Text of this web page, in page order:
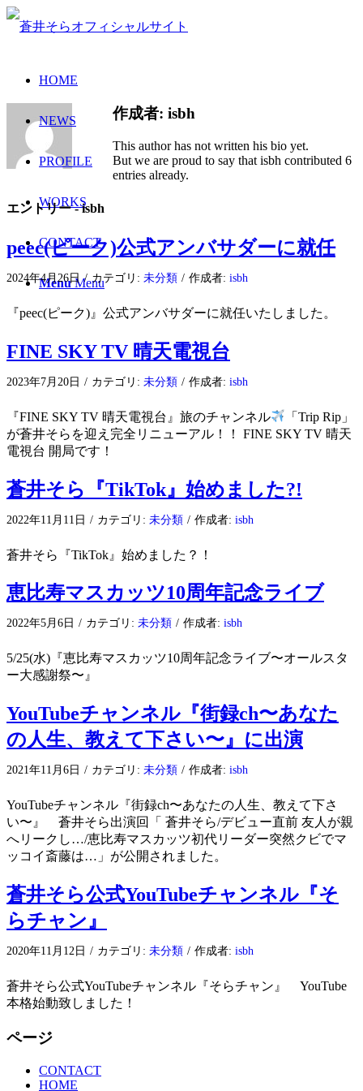
HOME
NEWS
PROFILE
WORKS
CONTACT
Menu Menu
作成者: isbh
This author has not written his bio yet.
But we are proud to say thatisbh contributed 6
entries already.
エントリー - isbh
peec(ピーク)公式アンバサダーに就任
2024年4月26日 / カテゴリ: 未分類 / 作成者: isbh
『peec(ピーク)』公式アンバサダーに就任いたしました。
FINE SKY TV 晴天電視台
2023年7月20日 / カテゴリ: 未分類 / 作成者: isbh
『FINE SKY TV 晴天電視台』旅のチャンネル
「Trip Rip」
が蒼井そらを迎え完全リニューアル！！ FINE SKY TV 晴天
電視台 開局です！
蒼井そら『TikTok』始めました?!
2022年11月11日 / カテゴリ: 未分類 / 作成者: isbh
蒼井そら『TikTok』始めました？！
恵比寿マスカッツ10周年記念ライブ
2022年5月6日 / カテゴリ: 未分類 / 作成者: isbh
5/25(水)『恵比寿マスカッツ10周年記念ライブ〜オールスタ
ー大感謝祭〜』
YouTubeチャンネル『街録ch〜あなた
の人生、教えて下さい〜』に出演
2021年11月6日 / カテゴリ: 未分類 / 作成者: isbh
YouTubeチャンネル『街録ch〜あなたの人生、教えて下さ
い〜』 蒼井そら出演回「 蒼井そら/デビュー直前 友人が親
へリークし…/恵比寿マスカッツ初代リーダー突然クビでマ
ッコイ斎藤は…」が公開されました。
蒼井そら公式YouTubeチャンネル『そ
らチャン』
2020年11月12日 / カテゴリ: 未分類 / 作成者: isbh
蒼井そら公式YouTubeチャンネル『そらチャン』 YouTube
本格始動致しました！
ページ
CONTACT
HOME